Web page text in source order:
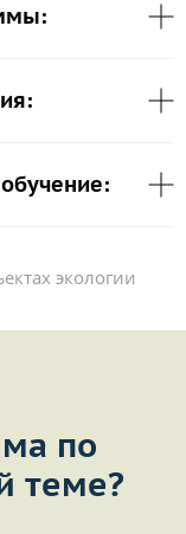
экологии
по
теме?